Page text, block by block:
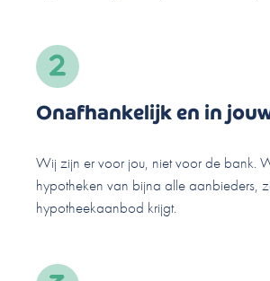
Onafhankelijk en in
Wij zijn er voor jou, niet voor de bank.
hypotheken van bijna alle aanbieders,
hypotheekaanbod krijgt.